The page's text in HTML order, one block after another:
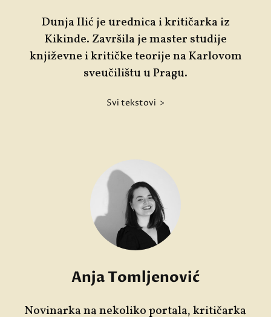
Dunja Ilić je urednica i kritičarka iz
Kikinde. Završila je master studije
književne i kritičke teorije na Karlovom
sveučilištu u Pragu.
Svi tekstovi >
Anja Tomljenović
Novinarka na nekoliko portala, kritičarka